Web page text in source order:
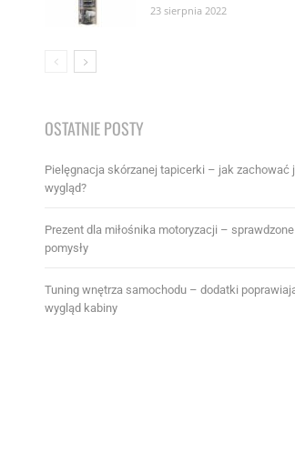
23 sierpnia 2022
OSTATNIE POSTY
Pielęgnacja skórzanej tapicerki – jak zachować
wygląd?
Prezent dla miłośnika motoryzacji – sprawdzone
pomysły
Tuning wnętrza samochodu – dodatki
wygląd kabiny